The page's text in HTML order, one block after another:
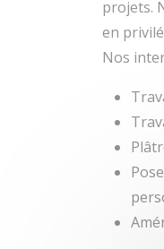
projets.
en
Nos